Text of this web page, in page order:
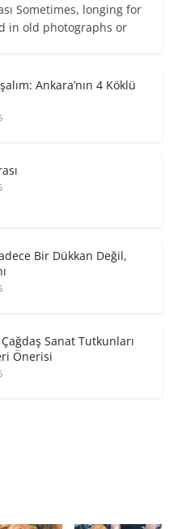
Sometimes, longing for
in old photographs or
Ankara’nın 4 Köklü
Bir Dükkan Değil,
Sanat Tutkunları
Önerisi